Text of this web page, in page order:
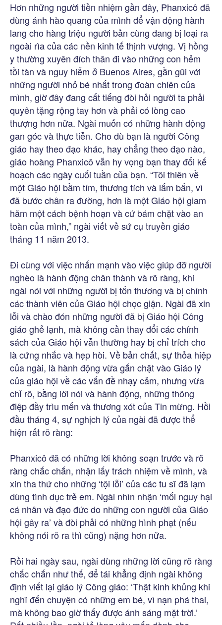
Hơn những người tiền nhiệm gần đây, Phanxicô đã
dùng ánh hào quang của mình để vận động hành
lang cho hàng triệu người bần cùng đang bị loại ra
ngoài rìa của các nền kinh tế thịnh vượng. Vị hồng
y thường xuyên đích thân đi vào những con hẻm
tồi tàn và nguy hiểm ở Buenos Aires, gần gũi với
những người nhỏ bé nhất trong đoàn chiên của
mình, giờ đây đang cất tiếng đòi hỏi người ta phải
quyên tặng rộng tay hơn và phải có lòng cao
thượng hơn nữa. Ngài muốn có những hành động
gan góc và thực tiễn. Cho dù bạn là người Công
giáo hay theo đạo khác, hay chẳng theo đạo nào,
giáo hoàng Phanxicô vẫn hy vọng bạn thay đổi kế
hoạch các ngày cuối tuần của bạn. “Tôi thiên về
một Giáo hội bầm tím, thương tích và lấm bẩn, vì
đã bước chân ra đường, hơn là một Giáo hội giam
hãm một cách bệnh hoạn và cứ bám chặt vào an
toàn của mình,” ngài viết về sứ cụ truyền giáo
tháng 11 năm 2013.
Đi cùng với việc nhấn mạnh vào việc giúp đỡ người
nghèo là hành động chân thành và rõ ràng, khi
ngài nói với những người bị tổn thương và bị chính
các thành viên của Giáo hội chọc giận. Ngài đã xin
lỗi và chào đón những người đã bị Giáo hội Công
giáo ghẻ lạnh, mà không cần thay đổi các chính
sách của Giáo hội vẫn thường hay bị chỉ trích cho
là cứng nhắc và hẹp hòi. Về bản chất, sự thỏa hiệp
của ngài, là hành động vừa gắn chặt vào Giáo lý
của giáo hội về các vấn đề nhạy cảm, nhưng vừa
chỉ rõ, bằng lời nói và hành động, những thông
điệp đầy trìu mến và thương xót của Tin mừng. Hồi
đầu tháng 4, sự nghịch lý của ngài đã được thể
hiện rất rõ ràng:
Phanxicô đã có những lời không soạn trước và rõ
ràng chắc chắn, nhận lấy trách nhiệm về mình, và
xin tha thứ cho những ‘tội lỗi’ của các tu sĩ đã lạm
dùng tình dục trẻ em. Ngài nhìn nhận ‘mối nguy hại
cá nhân và đạo đức do những con người của Giáo
hội gây ra’ và đòi phải có những hình phạt (nếu
không nói rõ ra thì cũng) nặng hơn nữa.
Rồi hai ngày sau, ngài dùng những lời cũng rõ ràng
chắc chắn như thế, để tái khẳng định ngài không
định viết lại giáo lý Công giáo: ‘Thật kinh khủng khi
nghĩ đến chuyện có những em bé, vì nạn phá thai,
mà không bao giờ thấy được ánh sáng mặt trời.’